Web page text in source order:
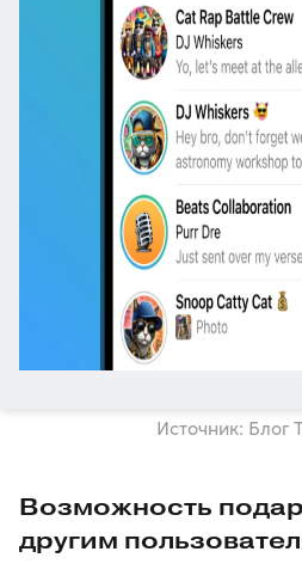
Источник: Блог
Возможность
другим